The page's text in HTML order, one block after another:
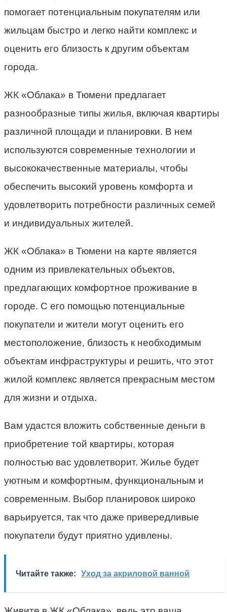
помогает потенциальным покупателям или
жильцам быстро и легко найти комплекс и
оценить его близость к другим объектам
города.
ЖК «Облака» в Тюмени предлагает
разнообразные типы жилья, включая квартиры
различной площади и планировки. В нем
используются современные технологии и
высококачественные материалы, чтобы
обеспечить высокий уровень комфорта и
удовлетворить потребности различных семей
и индивидуальных жителей.
ЖК «Облака» в Тюмени на карте является
одним из привлекательных объектов,
предлагающих комфортное проживание в
городе. С его помощью потенциальные
покупатели и жители могут оценить его
местоположение, близость к необходимым
объектам инфраструктуры и решить, что этот
жилой комплекс является прекрасным местом
для жизни и отдыха.
Вам удастся вложить собственные деньги в
приобретение той квартиры, которая
полностью вас удовлетворит. Жилье будет
уютным и комфортным, функциональным и
современным. Выбор планировок широко
варьируется, так что даже привередливые
покупатели будут приятно удивлены.
Читайте также: Уход за акриловой ванной